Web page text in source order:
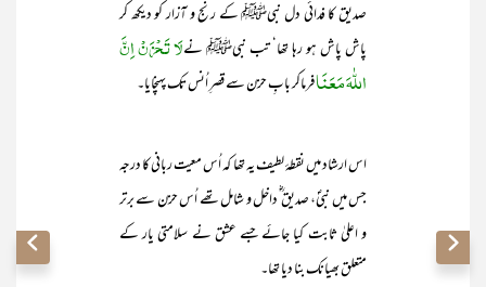
صدیق کا فدائی دل نبیﷺ کے رنج و آزار کو دیکھ کر
پاش پاش ہو رہا تھا‘ تب نبیﷺ نےلَا تَحْزَنْ اِنَّ
اللّٰهَ مَعَنَافرماکر بابِ حزن سے قصرِ اُنس تک پہنچایا۔
اس ارشاد میں نقطۂ لطیف یہ تھا کہ اُس معیت ربانی کا درجہ
جس میں نبیؐ، صدیق ؓ داخل و شامل تھے اُس حزن سے برتر
و اعلیٰ ثابت کیا جائے جسے عشق نے سلامتی یار کے
متعلق بھیانک بنا دیا تھا۔